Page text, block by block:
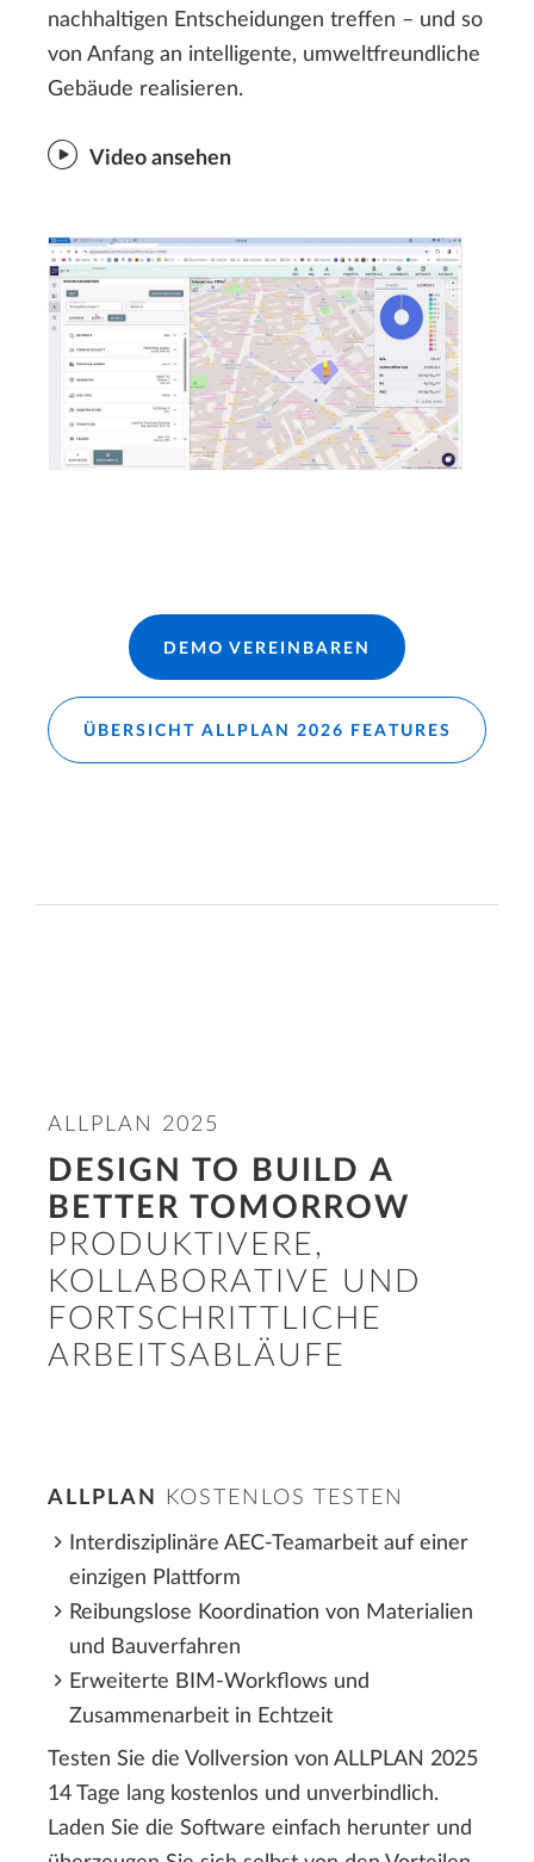
nachhaltigen Entscheidungen treffen – und so
von Anfang an intelligente, umweltfreundliche
Gebäude realisieren.
Video ansehen
DEMO VEREINBAREN
ÜBERSICHT ALLPLAN 2026 FEATURES
ALLPLAN 2025
DESIGN TO BUILD A
BETTER TOMORROW
PRODUKTIVERE,
KOLLABORATIVE UND
FORTSCHRITTLICHE
ARBEITSABLÄUFE
ALLPLAN KOSTENLOS TESTEN
Interdisziplinäre AEC-Teamarbeit auf einer
einzigen Plattform
Reibungslose Koordination von Materialien
und Bauverfahren
Erweiterte BIM-Workflows und
Zusammenarbeit in Echtzeit
Testen Sie die Vollversion von ALLPLAN 2025
14 Tage lang kostenlos und unverbindlich.
Laden Sie die Software einfach herunter und